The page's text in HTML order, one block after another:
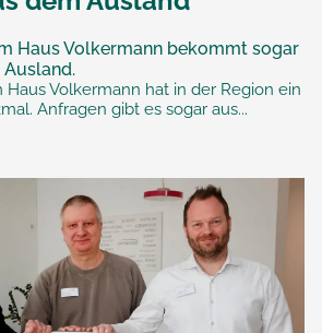
Haus Volkermann bekommt sogar
Haus Volkermann hat in der Region ein
Anfragen gibt es sogar aus...